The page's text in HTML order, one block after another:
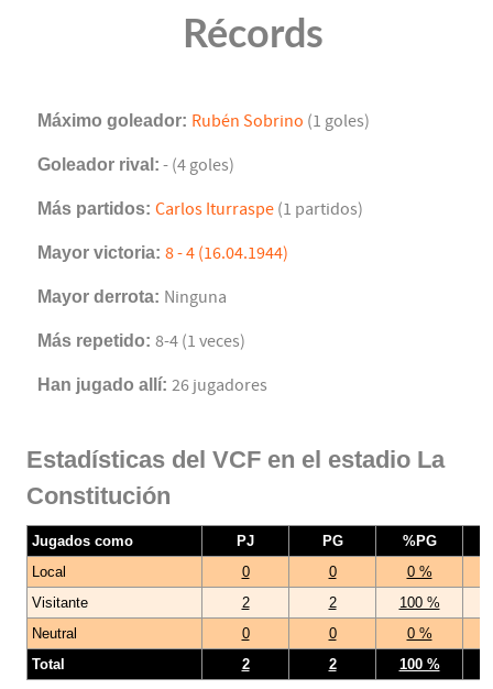
Récords
Máximo goleador: Rubén Sobrino (1 goles)
Goleador rival: - (4 goles)
Más partidos: Carlos Iturraspe (1 partidos)
Mayor victoria: 8 - 4 (16.04.1944)
Mayor derrota: Ninguna
Más repetido: 8-4 (1 veces)
Han jugado allí: 26 jugadores
Estadísticas del VCF en el estadio La
Constitución
Jugados como PJ PG
%PG
Local
0 0
0 %
Visitante
2 2
100 %
Neutral
0 0
0 %
Total
2 2 100 %